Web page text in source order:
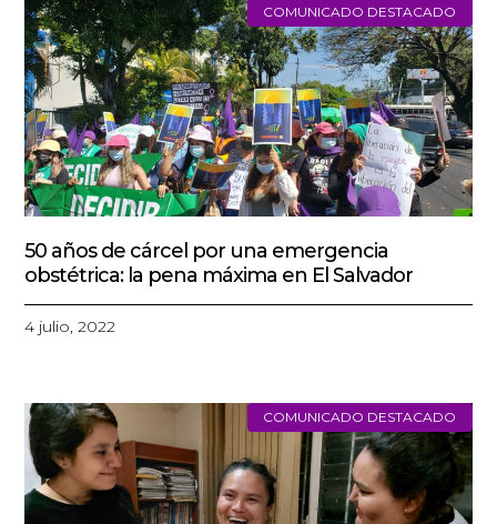
COMUNICADO DESTACADO
50 años de cárcel por una emergencia
obstétrica: la pena máxima en El Salvador
4 julio, 2022
COMUNICADO DESTACADO